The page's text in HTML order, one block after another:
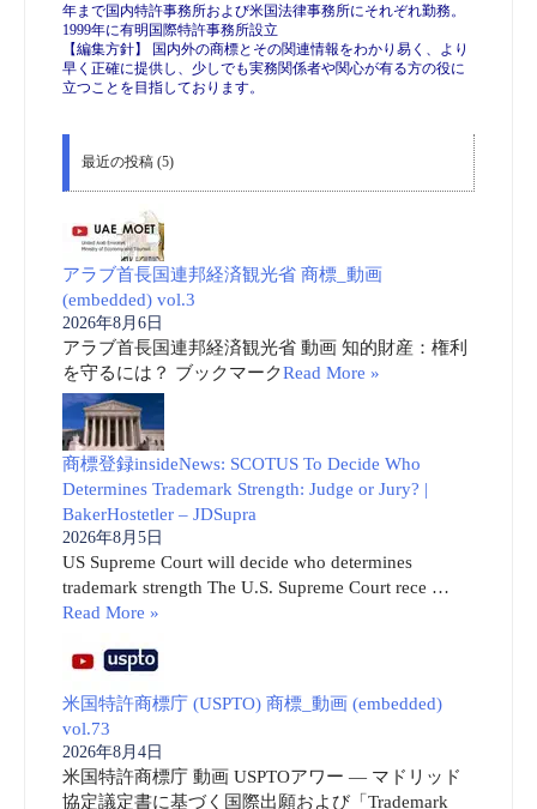
年まで国内特許事務所および米国法律事務所にそれぞれ勤務。
1999年に有明国際特許事務所設立
【編集方針】 国内外の商標とその関連情報をわかり易く、より
早く正確に提供し、少しでも実務関係者や関心が有る方の役に
立つことを目指しております。
最近の投稿 (5)
アラブ首長国連邦経済観光省 商標_動画
(embedded) vol.3
2026年8月6日
アラブ首長国連邦経済観光省 動画 知的財産：権利
を守るには？ ブックマークRead More »
商標登録insideNews: SCOTUS To Decide Who
Determines Trademark Strength: Judge or Jury? |
BakerHostetler – JDSupra
2026年8月5日
US Supreme Court will decide who determines
trademark strength The U.S. Supreme Court rece …
Read More »
米国特許商標庁 (USPTO) 商標_動画 (embedded)
vol.73
2026年8月4日
米国特許商標庁 動画 USPTOアワー ― マドリッド
協定議定書に基づく国際出願および「Trademark